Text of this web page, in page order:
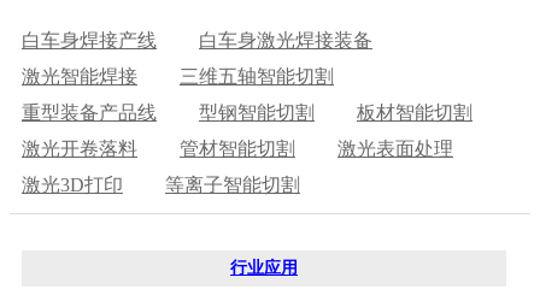
白车身焊接产线
白车身激光焊接装备
激光智能焊接
三维五轴智能切割
重型装备产品线
型钢智能切割
板材智能切割
激光开卷落料
管材智能切割
激光表面处理
激光3D打印
等离子智能切割
行业应用